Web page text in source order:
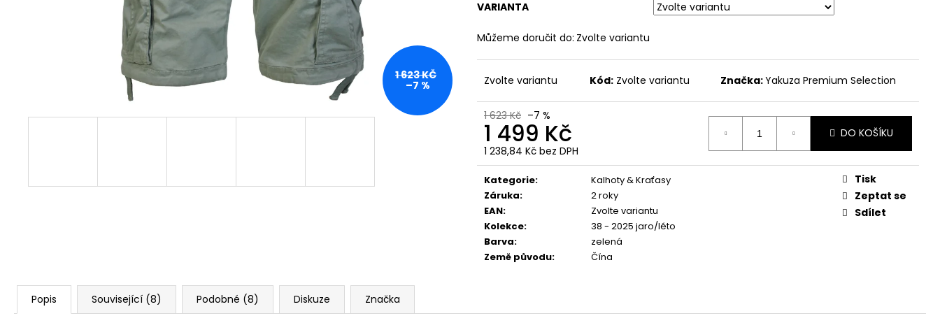
VARIANTA
Můžeme doručit do: Zvolte variantu
Zvolte variantu Kód: Zvolte variantu Značka:Yakuza Premium Selection
1 623 Kč –7 %
1 499 Kč
1 238,84 Kč bez DPH
Měrná
cena:
DO KOŠÍKU
Kategorie:
Kalhoty & Kraťasy
Záruka:
2 roky
EAN:
Zvolte variantu
Kolekce:
38 - 2025 jaro/léto
Barva:
zelená
Země původu: Čína
Tisk
Zeptat se
Sdílet
1 623 KČ
–7 %
Popis Související (8) Podobné (8) Diskuze Značka
Původně: 848 Kč
499 Kč
Původně:856 Kč Původně:1 749 Kč